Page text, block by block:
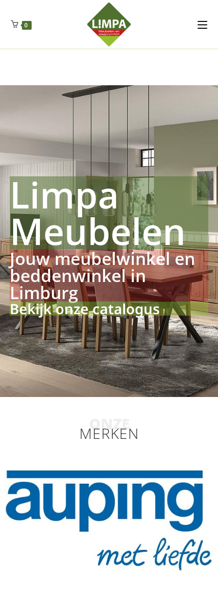
Regenschut
Drueckerpro
Fettsauren Dekemax Kapselmed
Luftkuhlen Zauberfan Netzfenste Insektensc
0
Limpa
Meubelen
Jouw meubelwinkel en
beddenwinkel in
Limburg
Bekijk onze catalogus
ONZE
MERKEN